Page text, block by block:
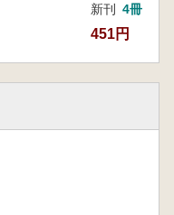
新刊 4冊
451円